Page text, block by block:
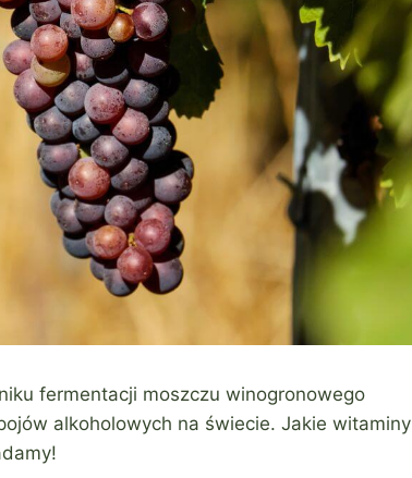
fermentacji moszczu winogronowego
alkoholowych na świecie. Jakie witaminy